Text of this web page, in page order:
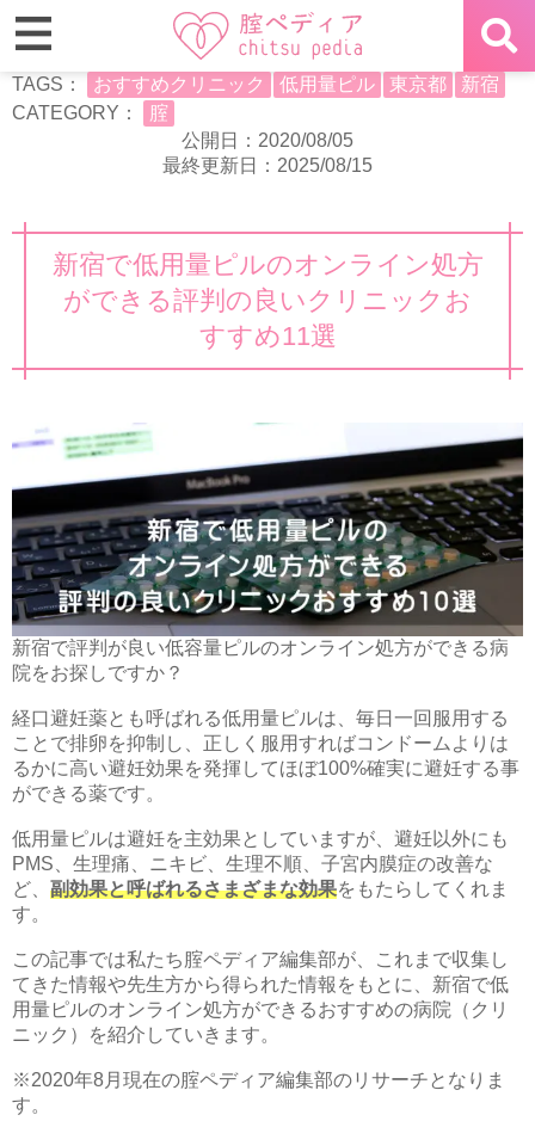
TAGS： おすすめクリニック 低用量ピル 東京都
新宿
CATEGORY：
腟
公開日：2020/08/05
最終更新日：2025/08/15
新宿で低用量ピルのオンライン処方
ができる評判の良いクリニックお
すすめ11選
新宿で評判が良い低容量ピルのオンライン処方ができる病
院をお探しですか？
経口避妊薬とも呼ばれる低用量ピルは、毎日一回服用する
ことで排卵を抑制し、正しく服用すればコンドームよりは
るかに高い避妊効果を発揮してほぼ100%確実に避妊する事
ができる薬です。
低用量ピルは避妊を主効果としていますが、避妊以外にも
PMS、生理痛、ニキビ、生理不順、子宮内膜症の改善な
ど、 副効果と呼ばれるさまざまな効果をもたらしてくれま
す。
この記事では私たち腟ペディア編集部が、これまで収集し
てきた情報や先生方から得られた情報をもとに、新宿で低
用量ピルのオンライン処方ができるおすすめの病院（クリ
ニック）を紹介していきます。
※2020年8月現在の腟ペディア編集部のリサーチとなりま
す。